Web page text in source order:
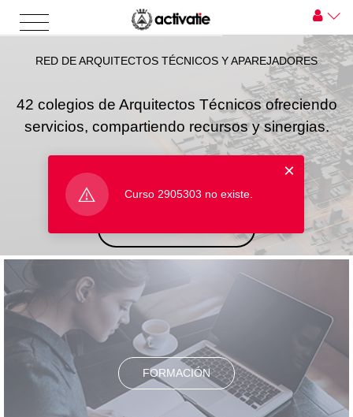
RED DE ARQUITECTOS TÉCNICOS Y APAREJADORES
42 colegios de Arquitectos Técnicos ofreciendo
servicios, compartiendo recursos y sinergias.
FORMACIÓN
Curso 2905303 no existe.
×